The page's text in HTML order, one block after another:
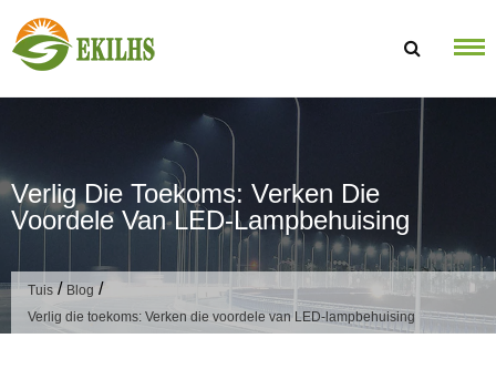
Verlig Die Toekoms: Verken Die
Voordele Van LED-Lampbehuising
Tuis/Blog /
Verlig die toekoms: Verken die voordele van LED-lampbehuising